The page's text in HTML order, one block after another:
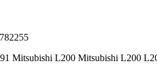
Mitsubishi L200 Mitsubishi L200